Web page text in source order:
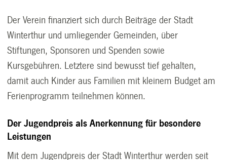
Der Verein finanziert sich durch Beiträge der Stadt
Winterthur und umliegender Gemeinden, über
Stiftungen, Sponsoren und Spenden sowie
Kursgebühren. Letztere sind bewusst tief gehalten,
damit auch Kinder aus Familien mit kleinem Budget am
Ferienprogramm teilnehmen können.
Der Jugendpreis als Anerkennung für besondere
Leistungen
Mit dem Jugendpreis der Stadt Winterthur werden seit